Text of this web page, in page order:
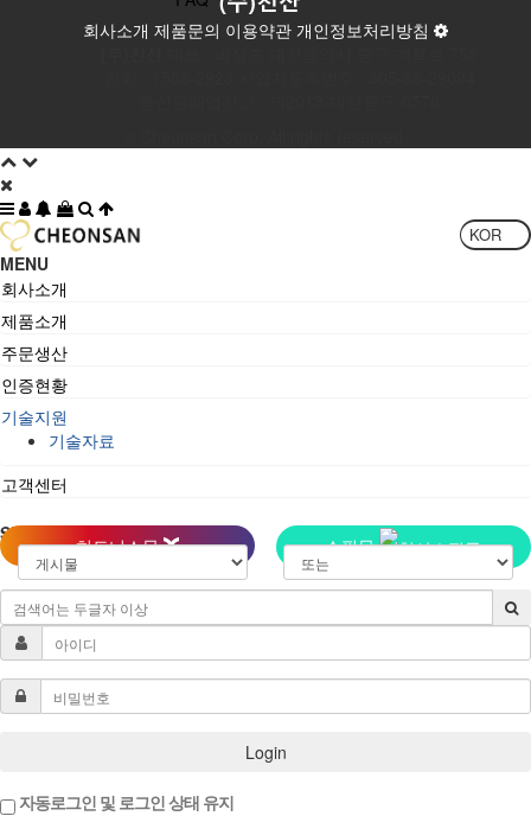
회사소개 제품문의 이용약관 개인정보처리방침
KOR
MENU
회사소개
제품소개
주문생산
인증현황
기술지원
기술자료
고객센터
히트니스몰 쇼핑몰
SEARCH
Login
자동로그인 및 로그인 상태 유지